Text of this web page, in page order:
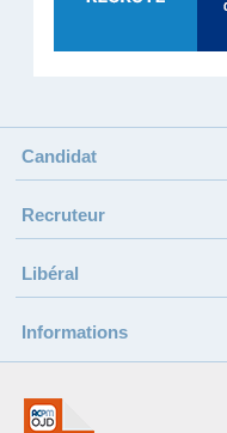
Candidat
Recruteur
Libéral
Informations